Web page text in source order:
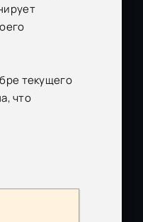
текущего
что